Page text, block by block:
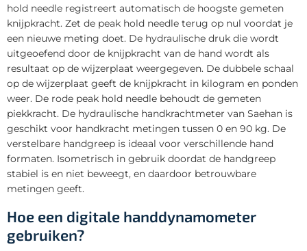
hold needle registreert automatisch de hoogste gemeten
knijpkracht. Zet de peak hold needle terug op nul voordat je
een nieuwe meting doet. De hydraulische druk die wordt
uitgeoefend door de knijpkracht van de hand wordt als
resultaat op de wijzerplaat weergegeven. De dubbele schaal
op de wijzerplaat geeft de knijpkracht in kilogram en ponden
weer. De rode peak hold needle behoudt de gemeten
piekkracht. De hydraulische handkrachtmeter van Saehan is
geschikt voor handkracht metingen tussen 0 en 90 kg. De
verstelbare handgreep is ideaal voor verschillende hand
formaten. Isometrisch in gebruik doordat de handgreep
stabiel is en niet beweegt, en daardoor betrouwbare
metingen geeft.
Hoe een digitale handdynamometer
gebruiken?